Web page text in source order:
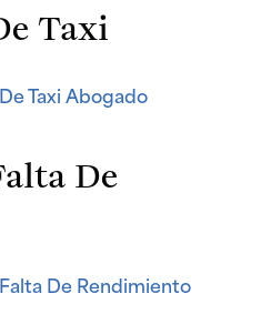
Taxi
Taxi Abogado
De
De Rendimiento